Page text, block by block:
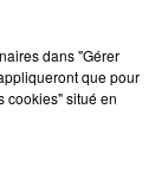
dans "Gérer
que pour
cookies" situé en